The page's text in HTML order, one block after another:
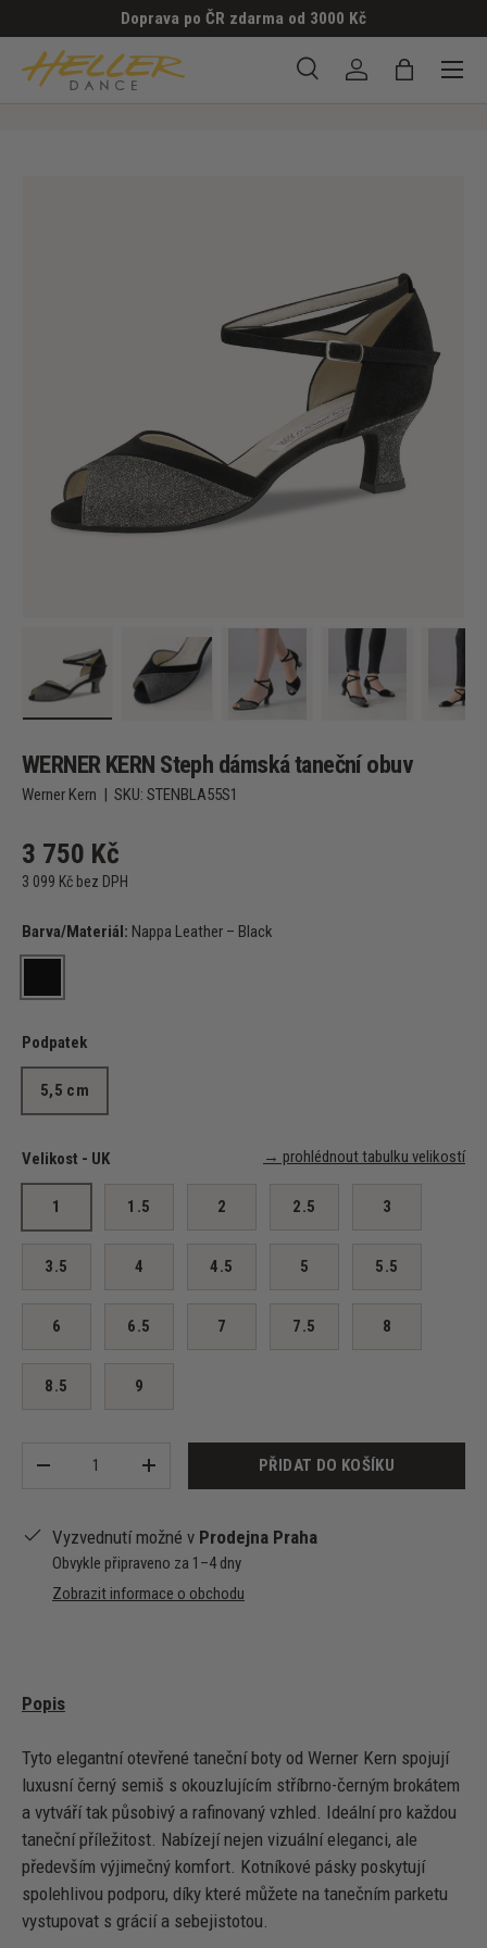
PŘESKOČIT NA OBSAH
Doprava po ČR zdarma od 3000 Kč
HledatPřihlásit se
Taška
Menu
WERNER KERN Steph dámská taneční obuv
Werner Kern | SKU: STENBLA55S1
3 750 Kč
3 099 Kč bez DPH
Barva/Materiál: Nappa Leather – Black
Nappa Leather – Black
Podpatek
5,5 cm
Velikost - UK → prohlédnout tabulku velikostí
1 1.5 2 2.5 3
3.5 4 4.5 5 5.5
6 6.5 7 7.5 8
8.5 9
+ PŘIDAT DO KOŠÍKU
Vyzvednutí možné v Prodejna Praha
Obvykle připraveno za 1–4 dny
Zobrazit informace o obchodu
Popis
Tyto elegantní otevřené taneční boty od Werner Kern spojují
luxusní černý semiš s okouzlujícím stříbrno-černým brokátem
a vytváří tak působivý a rafinovaný vzhled. Ideální pro každou
taneční příležitost. Nabízejí nejen vizuální eleganci, ale
především výjimečný komfort. Kotníkové pásky poskytují
spolehlivou podporu, díky které můžete na tanečním parketu
vystupovat s grácií a sebejistotou.